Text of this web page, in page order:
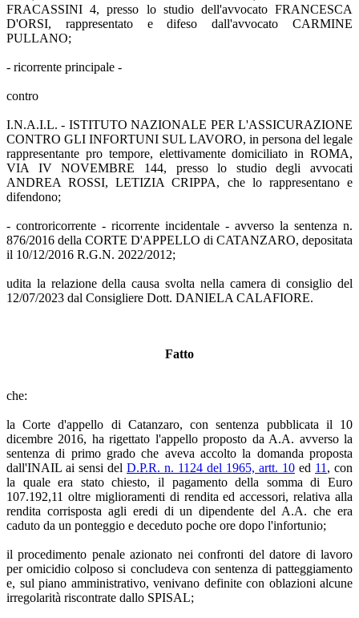
FRACASSINI 4, presso lo studio dell'avvocato FRANCESCA
D'ORSI, rappresentato e difeso dall'avvocato CARMINE
PULLANO;
- ricorrente principale -
contro
I.N.A.I.L. - ISTITUTO NAZIONALE PER L'ASSICURAZIONE
CONTRO GLI INFORTUNI SUL LAVORO, in persona del legale
rappresentante pro tempore, elettivamente domiciliato in ROMA,
VIA IV NOVEMBRE 144, presso lo studio degli avvocati
ANDREA ROSSI, LETIZIA CRIPPA, che lo rappresentano e
difendono;
- controricorrente - ricorrente incidentale - avverso la sentenza n.
876/2016 della CORTE D'APPELLO di CATANZARO, depositata
il 10/12/2016 R.G.N. 2022/2012;
udita la relazione della causa svolta nella camera di consiglio del
12/07/2023 dal Consigliere Dott. DANIELA CALAFIORE.
Fatto
che:
la Corte d'appello di Catanzaro, con sentenza pubblicata il 10
dicembre 2016, ha rigettato l'appello proposto da A.A. avverso la
sentenza di primo grado che aveva accolto la domanda proposta
dall'INAIL ai sensi del D.P.R. n. 1124 del 1965, artt. 10 ed 11 , con
la quale era stato chiesto, il pagamento della somma di Euro
107.192,11 oltre miglioramenti di rendita ed accessori, relativa alla
rendita corrisposta agli eredi di un dipendente del A.A. che era
caduto da un ponteggio e deceduto poche ore dopo l'infortunio;
il procedimento penale azionato nei confronti del datore di lavoro
per omicidio colposo si concludeva con sentenza di patteggiamento
e, sul piano amministrativo, venivano definite con oblazioni alcune
irregolarità riscontrate dallo SPISAL;